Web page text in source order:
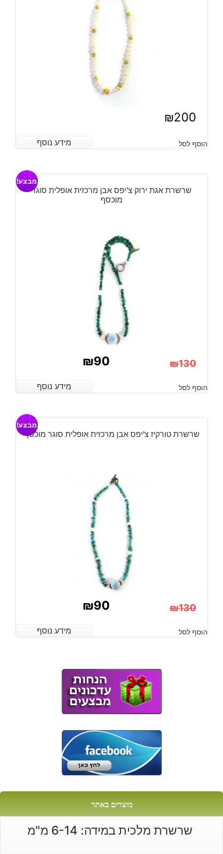
₪200
מידע נוסף הוסף לסל מידע נוסף
שרשרת אגת ירוק צ'יפס אבן מרכזית אופלית סוגר
מוכסף
מבצע!
₪130
המקורי
היה:
₪130.
₪90
הנוכחי
הוא:
₪90.
מידע נוסף הוסף לסל מידע נוסף
שרשרת טורקיז צ'יפס אבן מרכזית אופלית סוגר מוכסף
מבצע!
₪130
המקורי
₪90
הנוכחי
מידע נוסף הוסף לסל מידע נוסף
מוצרים באתר
שרשרת מלכית במידה: 6-14 מ"מ